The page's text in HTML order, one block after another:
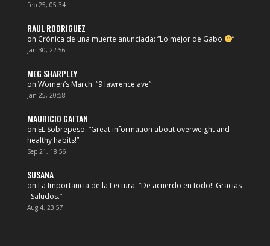
Feb 25, 05:34
RAUL RODRIGUEZ
on Crónica de una muerte anunciada: “Lo mejor de Gabo ”
Jan 30, 22:56
MEG SHARPLEY
on Women’s March: “9 lawrence ave”
Jan 25, 20:58
MAURICIO GAITAN
on EL Sobrepeso: “Great information about overweight and
healthy habits!”
Sep 21, 18:56
SUSANA
on La Importancia de la Lectura: “De acuerdo en todo!! Gracias
. Saludos.”
Aug 4, 23:57